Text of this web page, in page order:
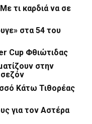
τι καρδιά να σε
στα 54 του
Cup Φθιώτιδας
στην
σεζόν
Κάτω Τιθορέας
για τον Αστέρα